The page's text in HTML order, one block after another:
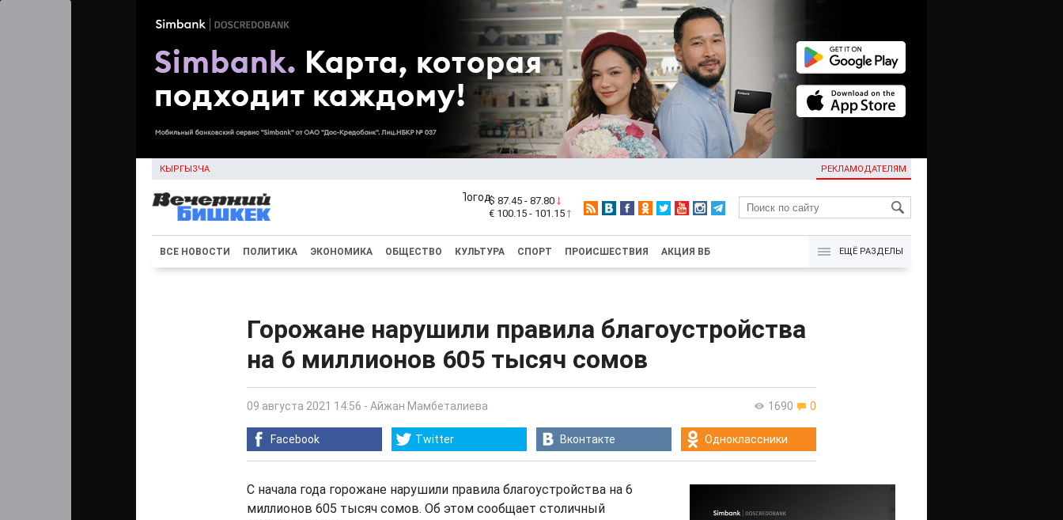
КЫРГЫЗЧА РЕКЛАМОДАТЕЛЯМ
KG
$ 87.45 - 87.80
€ 100.15 - 101.15
ВСЕ НОВОСТИ ПОЛИТИКА ЭКОНОМИКА ОБЩЕСТВО КУЛЬТУРА СПОРТ ПРОИСШЕСТВИЯ АКЦИЯ ВБ ЕЩЁ РАЗДЕЛЫ
Горожане нарушили правила благоустройства
на 6 миллионов 605 тысяч сомов
1690 0
09 августа 2021 14:56 - Айжан Мамбеталиева
Facebook Twitter Вконтакте Одноклассники
С начала года горожане нарушили правила благоустройства на 6
миллионов 605 тысяч сомов. Об этом сообщает столичный